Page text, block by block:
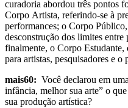
curadoria abordou três pontos
Corpo Artista, referindo-se à
performances; o Corpo
desconstrução dos limites
finalmente, o Corpo Estudante,
para artistas, pesquisadores e o
mais60: Você declarou em
infância, melhor sua arte” o
sua produção artística?